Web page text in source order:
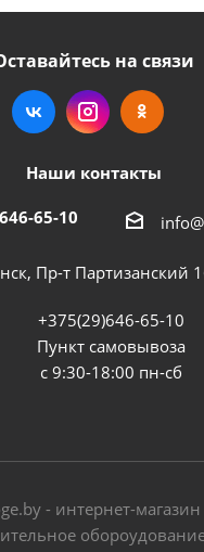
на связи
Наши контакты
65-10
Пр-т Партизанский
+375(29)646-65-10
Пункт самовывоза
с 9:30-18:00 пн-сб
- интернет-